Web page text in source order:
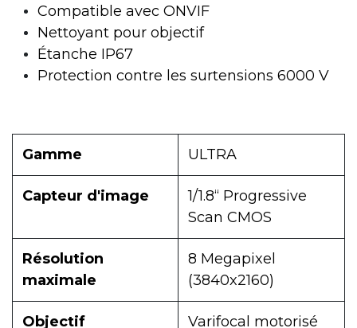
Compatible avec ONVIF
Nettoyant pour objectif
Étanche IP67
Protection contre les surtensions 6000 V
Gamme ULTRA
Capteur d'image
1/1.8“ Progressive
Scan CMOS
Résolution
maximale
8 Megapixel
(3840x2160)
Objectif Varifocal motorisé